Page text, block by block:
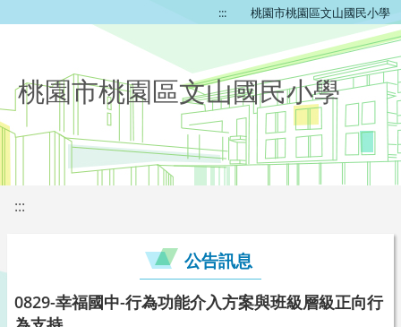
::: 桃園市桃園區文山國民小學
桃園市桃園區文山國民小學
:::
公告訊息
0829-幸福國中-行為功能介入方案與班級層級正向行